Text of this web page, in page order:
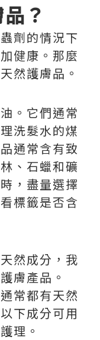
？
劑的情況下
健康。那麼
然護膚品。
。它們通常
洗髮水的煤
通常含有致
、石蠟和礦
，盡量選擇
標籤是否含
然成分，我
膚產品。
常都有天然
下成分可用
理。